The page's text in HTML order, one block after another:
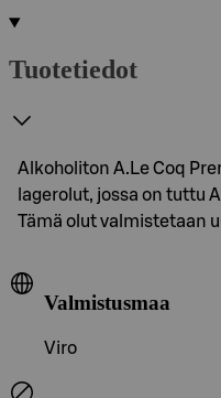
Tuotetiedot
Alkoholiton A.Le Coq
lagerolut, jossa on tuttu
Tämä olut valmistetaan
Valmistusmaa
Viro